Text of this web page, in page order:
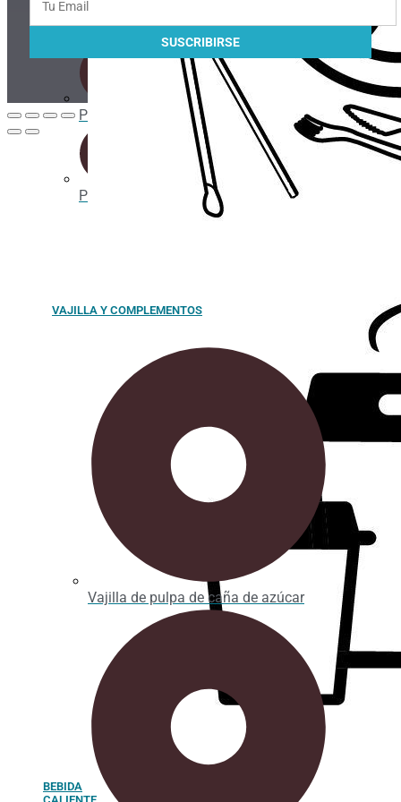
Cañitas/Pajitas
Portavasos
Posavasos
BEBIDA
VAJILLA Y COMPLEMENTOS
Vajilla de pulpa de caña de azúcar